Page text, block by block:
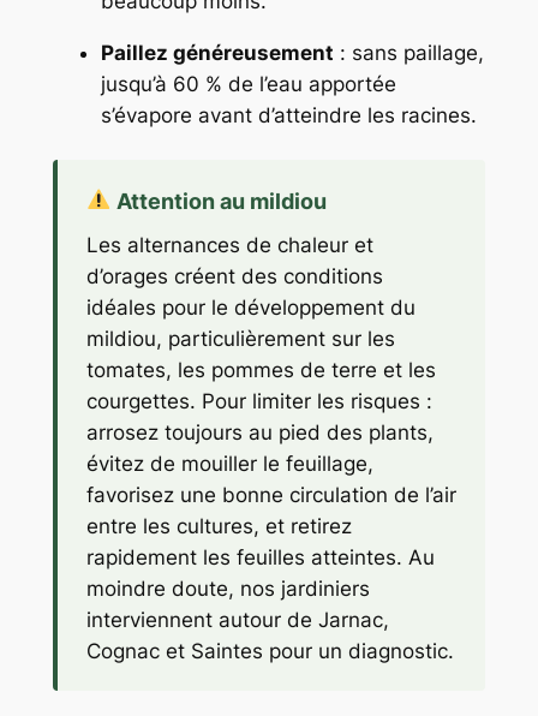
Paillez généreusement : sans paillage,
jusqu’à 60 % de l’eau apportée
s’évapore avant d’atteindre les racines.
Attention au mildiou
Les alternances de chaleur et
d’orages créent des conditions
idéales pour le développement du
mildiou, particulièrement sur les
tomates, les pommes de terre et les
courgettes. Pour limiter les risques :
arrosez toujours au pied des plants,
évitez de mouiller le feuillage,
favorisez une bonne circulation de l’air
entre les cultures, et retirez
rapidement les feuilles atteintes. Au
moindre doute, nos jardiniers
interviennent autour de Jarnac,
Cognac et Saintes pour un diagnostic.